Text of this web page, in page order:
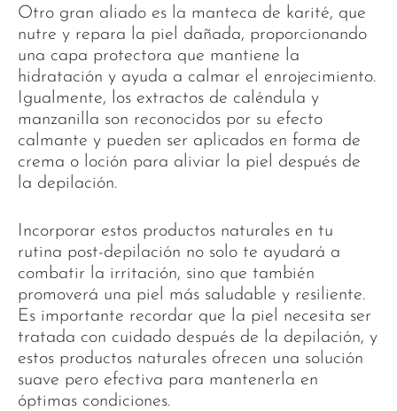
Otro gran aliado es la manteca de karité, que
nutre y repara la piel dañada, proporcionando
una capa protectora que mantiene la
hidratación y ayuda a calmar el enrojecimiento.
Igualmente, los extractos de caléndula y
manzanilla son reconocidos por su efecto
calmante y pueden ser aplicados en forma de
crema o loción para aliviar la piel después de
la depilación.
Incorporar estos productos naturales en tu
rutina post-depilación no solo te ayudará a
combatir la irritación, sino que también
promoverá una piel más saludable y resiliente.
Es importante recordar que la piel necesita ser
tratada con cuidado después de la depilación, y
estos productos naturales ofrecen una solución
suave pero efectiva para mantenerla en
óptimas condiciones.